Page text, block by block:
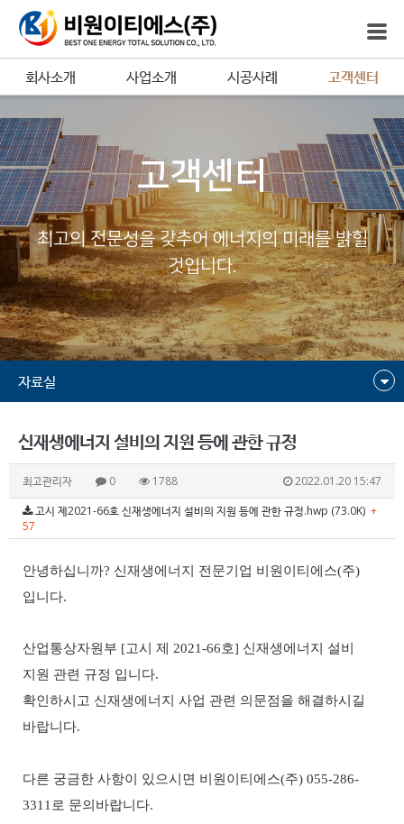
회사소개 사업소개 시공사례 고객센터
고객센터
최고의 전문성을 갖추어 에너지의 미래를 밝힐
것입니다.
자료실
신재생에너지 설비의 지원 등에 관한 규정
최고관리자 0 1788
2022.01.20 15:47
고시 제2021-66호 신재생에너지 설비의 지원 등에 관한 규정.hwp (73.0K) +
57
안녕하십니까? 신재생에너지 전문기업 비원이티에스(주)
입니다.
산업통상자원부 [고시 제 2021-66호] 신재생에너지 설비
지원 관련 규정 입니다.
확인하시고 신재생에너지 사업 관련 의문점을 해결하시길
바랍니다.
다른 궁금한 사항이 있으시면 비원이티에스(주) 055-286-
3311로 문의바랍니다.​